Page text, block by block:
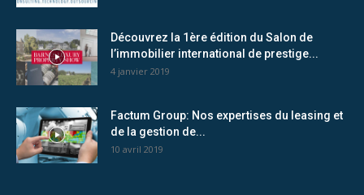
Découvrez la 1ère édition du Salon de
l’immobilier international de prestige...
4 janvier 2019
Factum Group: Nos expertises du leasing et
de la gestion de...
10 avril 2019